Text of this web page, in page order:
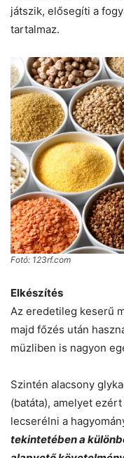
játszik, elősegíti a
tartalmaz.
Fotó: 123rf.com
Elkészítés
Az eredetileg keserű
majd főzés után
müzliben is nagyon
Szintén alacsony
(batáta), amelyet
lecserélni a
tekintetében a